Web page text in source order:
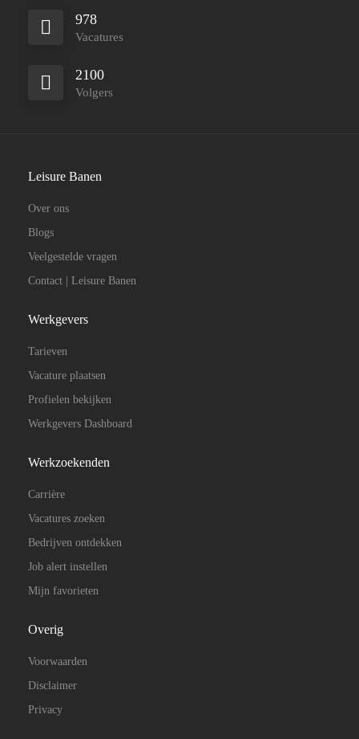
978
Vacatures
2100
Volgers
Leisure Banen
Over ons
Blogs
Veelgestelde vragen
Contact | Leisure Banen
Werkgevers
Tarieven
Vacature plaatsen
Profielen bekijken
Werkgevers Dashboard
Werkzoekenden
Carrière
Vacatures zoeken
Bedrijven ontdekken
Job alert instellen
Mijn favorieten
Overig
Voorwaarden
Disclaimer
Privacy